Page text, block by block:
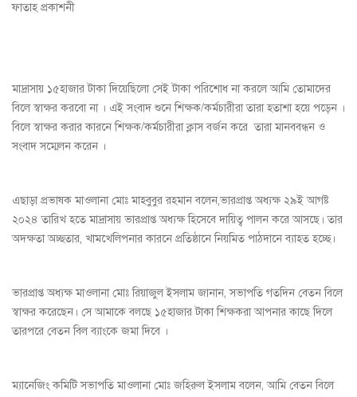
ফাতাহ প্রকাশনী
মাদ্রাসায় ১৫হাজার টাকা দিয়েছিলো সেই টাকা পরিশোধ না করলে আমি তোমাদের
বিলে স্বাক্ষর করবো না । এই সংবাদ শুনে শিক্ষক/কর্মচারীরা তারা হতাশা হয়ে পড়েন ।
বিলে স্বাক্ষর করার কারনে শিক্ষক/কর্মচারীরা ক্লাস বর্জন করে তারা মানববন্ধন ও
সংবাদ সম্মেলন করেন ।
এছাড়া প্রভাষক মাওলানা মোঃ মাহবুবুর রহমান বলেন,ভারপ্রাপ্ত অধ্যক্ষ ২৯ই আগষ্ট
২০২৪ তারিখ হতে মাদ্রাসায় ভারপ্রাপ্ত অধ্যক্ষ হিসেবে দায়িত্ব পালন করে আসছে। তার
অদক্ষতা অচ্ছতার, খামখেলিপনার কারনে প্রতিষ্ঠানে নিয়মিত পাঠদানে ব্যাহত হচ্ছে।
ভারপ্রাপ্ত অধ্যক্ষ মাওলানা মোঃ রিয়াজুল ইসলাম জানান, সভাপতি গতদিন বেতন বিলে
স্বাক্ষর করেছেন। সে আমাকে বলছে ১৫হাজার টাকা শিক্ষকরা আপনার কাছে দিলে
তারপরে বেতন বিল ব্যাংকে জমা দিবে ।
ম্যানেজিং কমিটি সভাপতি মাওলানা মোঃ জহিরুল ইসলাম বলেন, আমি বেতন বিলে